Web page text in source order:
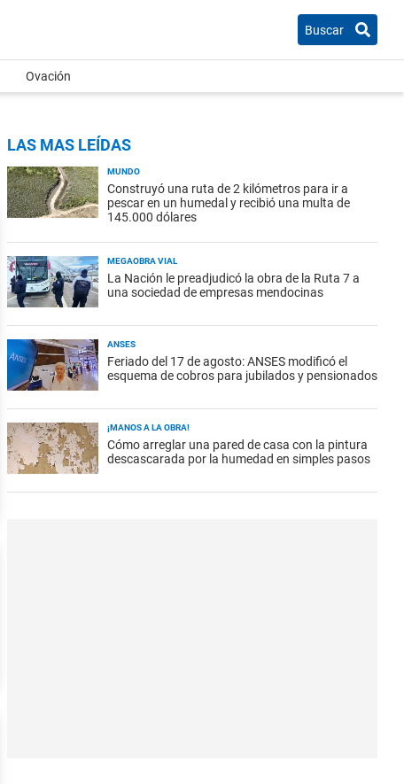
Buscar
Ovación
LAS MAS LEÍDAS
MUNDO
Construyó una ruta de 2 kilómetros para ir a
pescar en un humedal y recibió una multa de
145.000 dólares
MEGAOBRA VIAL
La Nación le preadjudicó la obra de la Ruta 7 a
una sociedad de empresas mendocinas
ANSES
Feriado del 17 de agosto: ANSES modificó el
esquema de cobros para jubilados y pensionados
¡MANOS A LA OBRA!
Cómo arreglar una pared de casa con la pintura
descascarada por la humedad en simples pasos